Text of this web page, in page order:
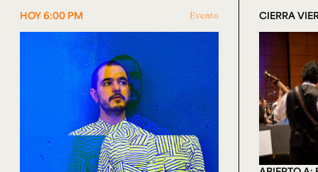
HOY 6:00 PM Evento CIERRA